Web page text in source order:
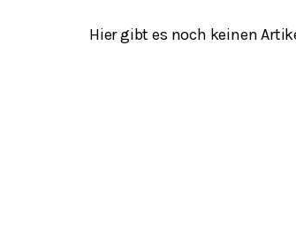
Hier gibt es noch keinen